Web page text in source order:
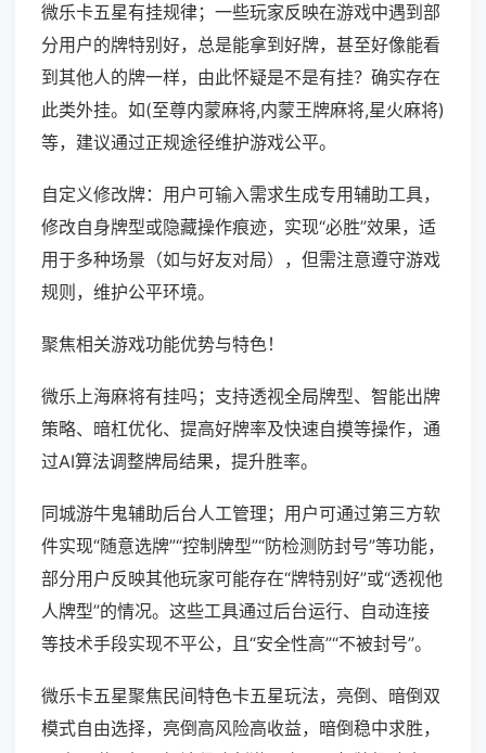
微乐卡五星有挂规律；一些玩家反映在游戏中遇到部
分用户的牌特别好，总是能拿到好牌，甚至好像能看
到其他人的牌一样，由此怀疑是不是有挂？确实存在
此类外挂。如(至尊内蒙麻将,内蒙王牌麻将,星火麻将)
等，建议通过正规途径维护游戏公平。
自定义修改牌：用户可输入需求生成专用辅助工具，
修改自身牌型或隐藏操作痕迹，实现“必胜”效果，适
用于多种场景（如与好友对局），但需注意遵守游戏
规则，维护公平环境。
聚焦相关游戏功能优势与特色！
微乐上海麻将有挂吗；支持透视全局牌型、智能出牌
策略、暗杠优化、提高好牌率及快速自摸等操作，通
过AI算法调整牌局结果，提升胜率。
同城游牛鬼辅助后台人工管理；用户可通过第三方软
件实现“随意选牌”“控制牌型”“防检测防封号”等功能，
部分用户反映其他玩家可能存在“牌特别好”或“透视他
人牌型”的情况。这些工具通过后台运行、自动连接
等技术手段实现不平公，且“安全性高”“不被封号”。
微乐卡五星聚焦民间特色卡五星玩法，亮倒、暗倒双
模式自由选择，亮倒高风险高收益，暗倒稳中求胜，